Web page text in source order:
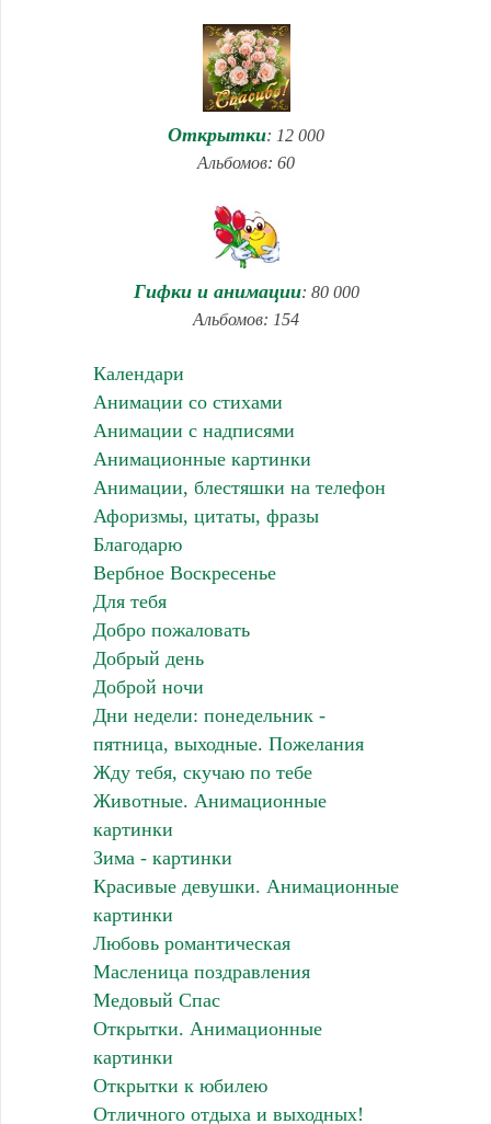
Открытки: 12 000
Альбомов: 60
Гифки и анимации: 80 000
Альбомов: 154
Календари
Анимации со стихами
Анимации с надписями
Анимационные картинки
Анимации, блестяшки на телефон
Афоризмы, цитаты, фразы
Благодарю
Вербное Воскресенье
Для тебя
Добро пожаловать
Добрый день
Доброй ночи
Дни недели: понедельник -
пятница, выходные. Пожелания
Жду тебя, скучаю по тебе
Животные. Анимационные
картинки
Зима - картинки
Красивые девушки. Анимационные
картинки
Любовь романтическая
Масленица поздравления
Медовый Спас
Открытки. Анимационные
картинки
Открытки к юбилею
Отличного отдыха и выходных!